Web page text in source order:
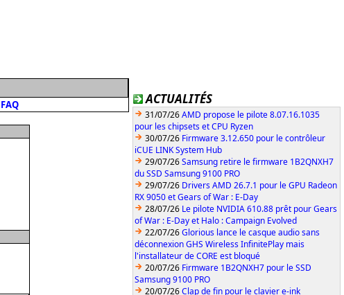
ACTUALITÉS
31/07/26AMD propose le pilote 8.07.16.1035
pour les chipsets et CPU Ryzen
30/07/26 Firmware 3.12.650 pour le contrôleur
iCUE LINK System Hub
29/07/26Samsung retire le firmware 1B2QNXH7
du SSD Samsung 9100 PRO
29/07/26 Drivers AMD 26.7.1 pour le GPU Radeon
RX 9050 et Gears of War : E-Day
28/07/26 Le pilote NVIDIA 610.88 prêt pour Gears
of War : E-Day et Halo : Campaign Evolved
22/07/26Glorious lance le casque audio sans
déconnexion GHS Wireless InfinitePlay mais
l'installateur de CORE est bloqué
20/07/26 Firmware 1B2QNXH7 pour le SSD
Samsung 9100 PRO
20/07/26Clap de fin pour le clavier e-ink
FAQ